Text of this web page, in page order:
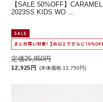
【SALE 50%OFF】CARAMEL
2023SS KIDS WO …
定価25,850円
12,925円 (本体価格:11,750円)